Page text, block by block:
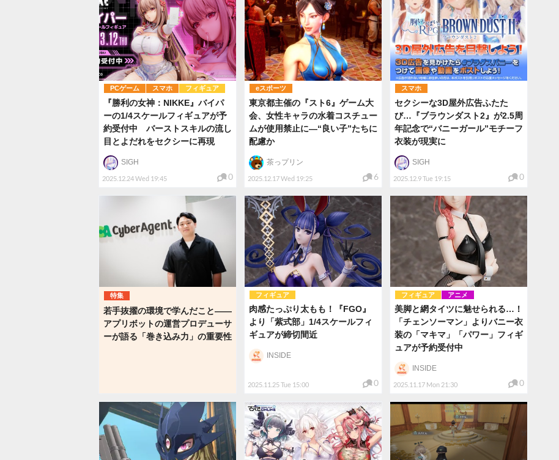
PCゲーム スマホ フィギュア
『勝利の女神：NIKKE』バイパ
ーの1/4スケールフィギュアが予
約受付中 バーストスキルの流し
目とよだれをセクシーに再現
2025.12.24 Wed 19:45
SIGH
0
eスポーツ
東京都主催の『スト6』ゲーム大
会、女性キャラの水着コスチュー
ムが使用禁止に―“良い子”たちに
配慮か
2025.12.17 Wed 19:25
茶っプリン
6
スマホ
セクシーな3D屋外広告ふたた
び…『ブラウンダスト2』が2.5周
年記念で“バニーガール”モチーフ
衣装が現実に
2025.12.9 Tue 19:15
SIGH
0
特集
若手抜擢の環境で学んだこと――
アプリボットの運営プロデューサ
ーが語る「巻き込み力」の重要性
フィギュア
肉感たっぷり太もも！『FGO』
より「紫式部」1/4スケールフィ
ギュアが締切間近
2025.11.25 Tue 15:00
INSIDE
0
フィギュア アニメ
美脚と網タイツに魅せられる…！
「チェンソーマン」よりバニー衣
装の「マキマ」「パワー」フィギ
ュアが予約受付中
2025.11.17 Mon 21:30
INSIDE
0